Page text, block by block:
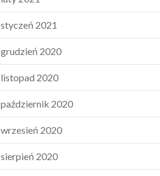
styczeń 2021
grudzień 2020
listopad 2020
październik 2020
wrzesień 2020
sierpień 2020